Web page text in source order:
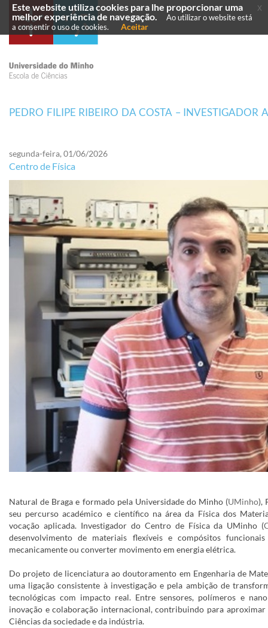
PEDRO FILIPE RIBEIRO DA COSTA – INVESTIGADOR
segunda-feira, 01/06/2026
Centro de Física
Natural de Braga e formado pela Universidade do Minho (UMinho),
seu percurso académico e científico na área da Física dos
vocação aplicada. Investigador do Centro de Física da UMinho (
desenvolvimento de materiais flexíveis e compósitos
mecanicamente ou converter movimento em energia elétrica.
Do projeto de licenciatura ao doutoramento em Engenharia de
uma ligação consistente à investigação e pela ambição de
tecnológicas com impacto real. Entre sensores, polímeros e
inovação e colaboração internacional, contribuindo para aproximar
Ciências da sociedade e da indústria.
Este website utiliza cookies para lhe proporcionar uma
melhor experiência de navegação.
Ao utilizar o website está
a consentir o uso de cookies.
Aceitar
x